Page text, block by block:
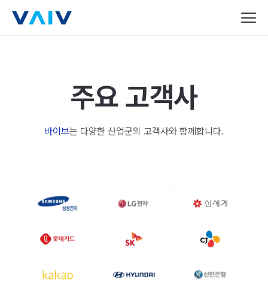
주요 고객사
바이브는 다양한 산업군의 고객사와 함께합니다.